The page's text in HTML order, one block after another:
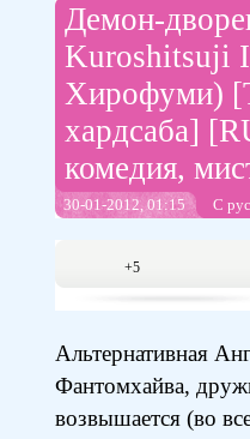
Демон-
Kuroshitsuji
Хирофуми)
хардсаба]
комедия,
30-01-2012, 01:15 С
+5
Альтернативная
Фантомхайва,
возвышается (во